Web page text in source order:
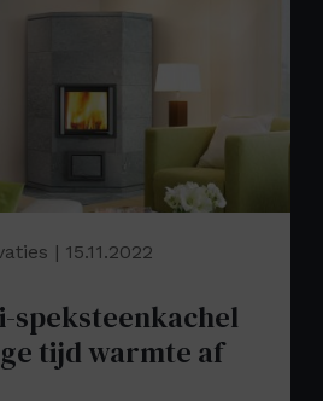
| 15.11.2022
speksteenkachel
tijd warmte af